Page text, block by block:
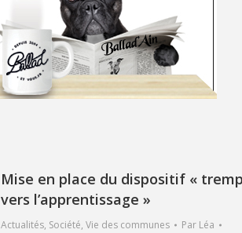
Mise en place du dispositif «
vers l’apprentissage »
Actualités, Société, Vie des communes Par Léa